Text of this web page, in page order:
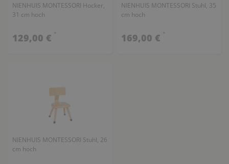
NIENHUIS MONTESSORI Hocker,
31 cm hoch
129,00 € *
NIENHUIS MONTESSORI Stuhl, 35
cm hoch
169,00 € *
NIENHUIS MONTESSORI Stuhl, 26
cm hoch